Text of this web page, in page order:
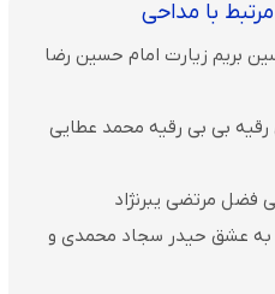
با مداحی
بریم زیارت امام حسین رضا
بی بی رقیه محمد عطایی
فضل مرتضی یبرنژاد
به عشق حیدر سجاد محمدی و